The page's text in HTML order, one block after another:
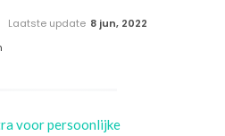
Laatste update 8 jun, 2022
voor persoonlijke